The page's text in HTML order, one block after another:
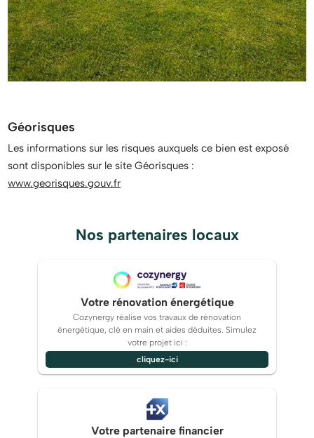
Géorisques
Les informations sur les risques auxquels ce bien est exposé
sont disponibles sur le site Géorisques :
www.georisques.gouv.fr
Nos partenaires locaux
Votre rénovation énergétique
Cozynergy réalise vos travaux de rénovation
énergétique, clé en main et aides déduites. Simulez
votre projet ici :
cliquez-ici
Votre partenaire financier